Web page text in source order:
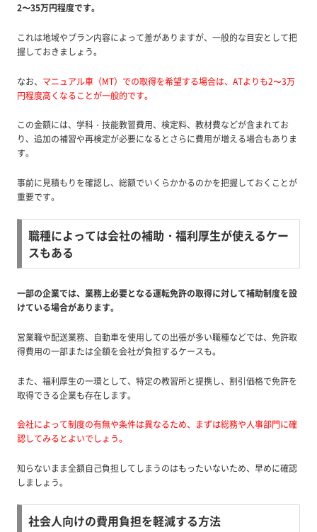
2〜35万円程度です。
これは地域やプラン内容によって差がありますが、一般的な目安として把
握しておきましょう。
なお、 マニュアル車（MT）での取得を希望する場合は、ATよりも2〜3万
円程度高くなることが一般的です。
この金額には、学科・技能教習費用、検定料、教材費などが含まれてお
り、追加の補習や再検定が必要になるとさらに費用が増える場合もありま
す。
事前に見積もりを確認し、総額でいくらかかるのかを把握しておくことが
重要です。
職種によっては会社の補助・福利厚生が使えるケー
スもある
一部の企業では、業務上必要となる運転免許の取得に対して補助制度を設
けている場合があります。
営業職や配送業務、自動車を使用しての出張が多い職種などでは、免許取
得費用の一部または全額を会社が負担するケースも。
また、福利厚生の一環として、特定の教習所と提携し、割引価格で免許を
取得できる企業も存在します。
会社によって制度の有無や条件は異なるため、まずは総務や人事部門に確
認してみるとよいでしょう。
知らないまま全額自己負担してしまうのはもったいないため、早めに確認
しましょう。
社会人向けの費用負担を軽減する方法